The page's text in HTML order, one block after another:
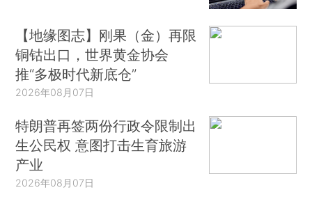
【地缘图志】刚果（金）再限
铜钴出口，世界黄金协会
推“多极时代新底仓”
2026年08月07日
特朗普再签两份行政令限制出
生公民权 意图打击生育旅游
产业
2026年08月07日